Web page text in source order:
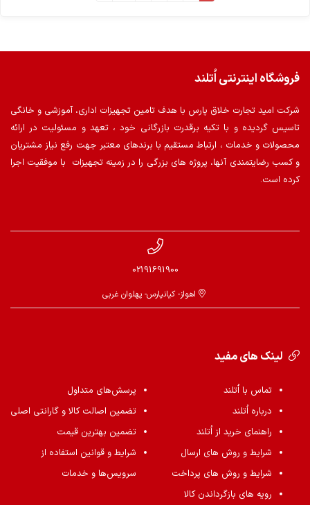
فروشگاه اینترنتی اُتلند
شرکت امید تجارت خلاق پارس با هدف تامین تجهیزات اداری، آموزشی و خانگی
تاسیس گردیده و با تکیه برقدرت بازرگانی خود ، تعهد و مسئولیت در ارائه
محصولات و خدمات ، ارتباط مستقیم با برندهای معتبر جهت رفع نیاز مشتریان
و کسب رضایتمندی آنها، پروژه های بزرگی را در زمینه تجهیزات با موفقیت اجرا
کرده است.
02191691900
اهواز- کیانپارس- پهلوان غربی
لینک های مفید
تماس با اُتلند
درباره اُتلند
راهنمای خرید از اُتلند
شرایط و روش های ارسال
شرایط و روش های پرداخت
رویه های بازگرداندن کالا
پرسش‌های متداول
تضمین اصالت کالا و گارانتی اصلی
تضمین بهترین قیمت
شرایط و قوانین استفاده از
سرویس‌ها و خدمات